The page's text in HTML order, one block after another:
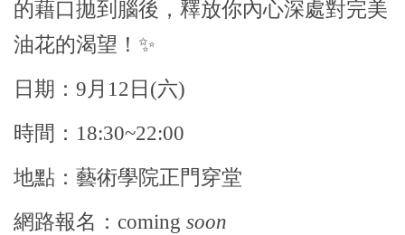
的藉口拋到腦後，釋放你內心深處對完美
油花的渴望！✨
日 期：9月12日(六)
時間：18:30~22:00
地點：藝術學院正門穿堂
網路報名：coming soon